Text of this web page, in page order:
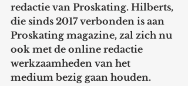
redactie van Proskating. Hilberts,
die sinds 2017 verbonden is aan
Proskating magazine, zal zich nu
ook met de online redactie
werkzaamheden van het
medium bezig gaan houden.